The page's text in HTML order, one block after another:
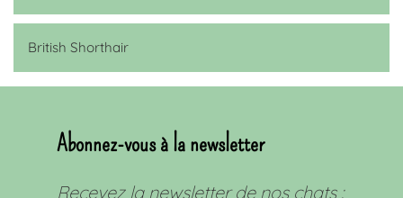
British Shorthair
Abonnez-vous à la newsletter
Recevez la newsletter de nos chats :